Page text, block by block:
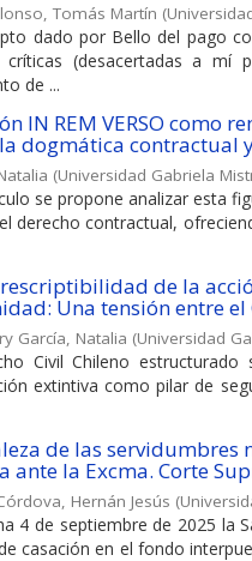
Tomás Martín (
dado por Bello del pago
críticas (desacertadas a
de ...
IN REM VERSO
dogmática contractual
(Universidad Gabriela
se propone analizar esta
derecho contractual,
de la
Una tensión entre
García, Natalia (Universidad
Civil Chileno
extintiva como pilar de
de las servidumbres
ante la Excma. Corte
Hernán Jesús (
4 de septiembre de 2025 la
casación en el fondo